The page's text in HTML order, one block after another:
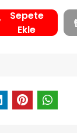
Sepete
Ekle